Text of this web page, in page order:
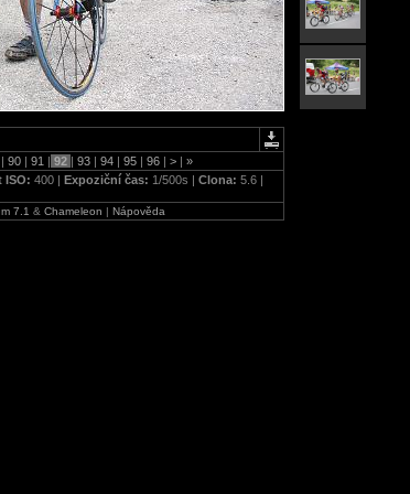
| 90 | 91 | 92 | 93 | 94 | 95 | 96 | > | »
ISO: 400 | Expoziční čas: 1/500s | Clona: 5.6 |
7.1 & Chameleon | Nápověda